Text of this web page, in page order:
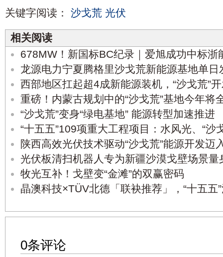
关键字阅读： 沙戈荒 光伏
相关阅读
678MW！新国标BC纪录｜爱旭成功中标浙
龙源电力宁夏腾格里沙戈荒新能源基地单日
西部地区扛起超4成新能源装机，“沙戈荒”
重磅！内蒙古规划中的“沙戈荒”基地今年将
“沙戈荒”变身“绿电基地” 能源转型加速推进
“十五五”109项重大工程项目：水风光、“沙
陕西高效光伏技术驱动“沙戈荒”能源开发迈
光伏板清扫机器人专为新疆沙漠戈壁场景量
牧光互补！戈壁变“金滩”的双赢密码
晶澳科技×TÜV北德「联袂推荐」，“十五五
0条评论